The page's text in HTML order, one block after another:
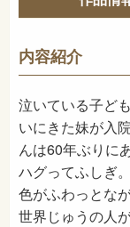
ISBN
NDC
発売日
内容紹介
泣いている子ど
いにきた妹が入
んは60年ぶりに
ハグってふしぎ
色がふわっとな
世界じゅうの人